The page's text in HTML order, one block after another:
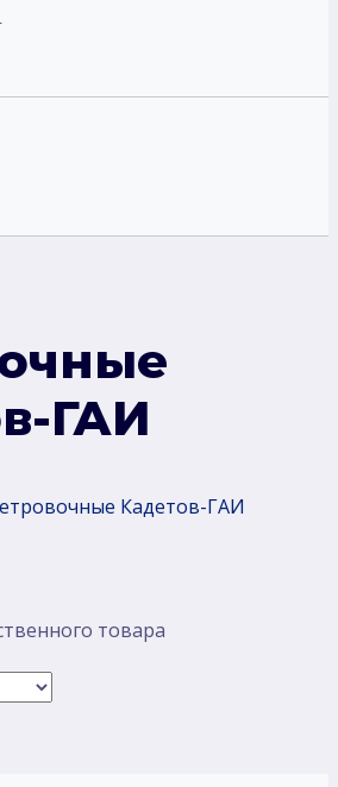
ГАИ
Кадетов-ГАИ
товара